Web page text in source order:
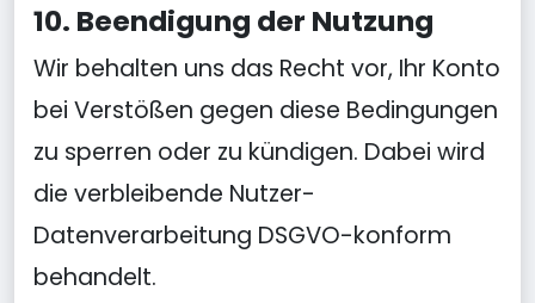
10. Beendigung der Nutzung
Wir behalten uns das Recht vor, Ihr Konto
bei Verstößen gegen diese Bedingungen
zu sperren oder zu kündigen. Dabei wird
die verbleibende Nutzer-
Datenverarbeitung DSGVO-konform
behandelt.